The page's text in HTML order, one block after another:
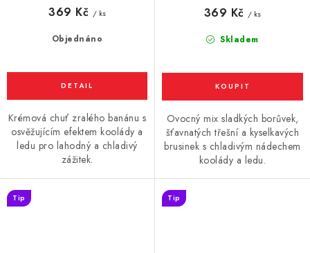
Objednáno
369 Kč / ks
Krémová chuť zralého banánu s
osvěžujícím efektem koolády a
ledu pro lahodný a chladivý
zážitek.
Skladem
369 Kč / ks
Ovocný mix sladkých borůvek,
šťavnatých třešní a kyselkavých
brusinek s chladivým nádechem
koolády a ledu.
Tip Tip